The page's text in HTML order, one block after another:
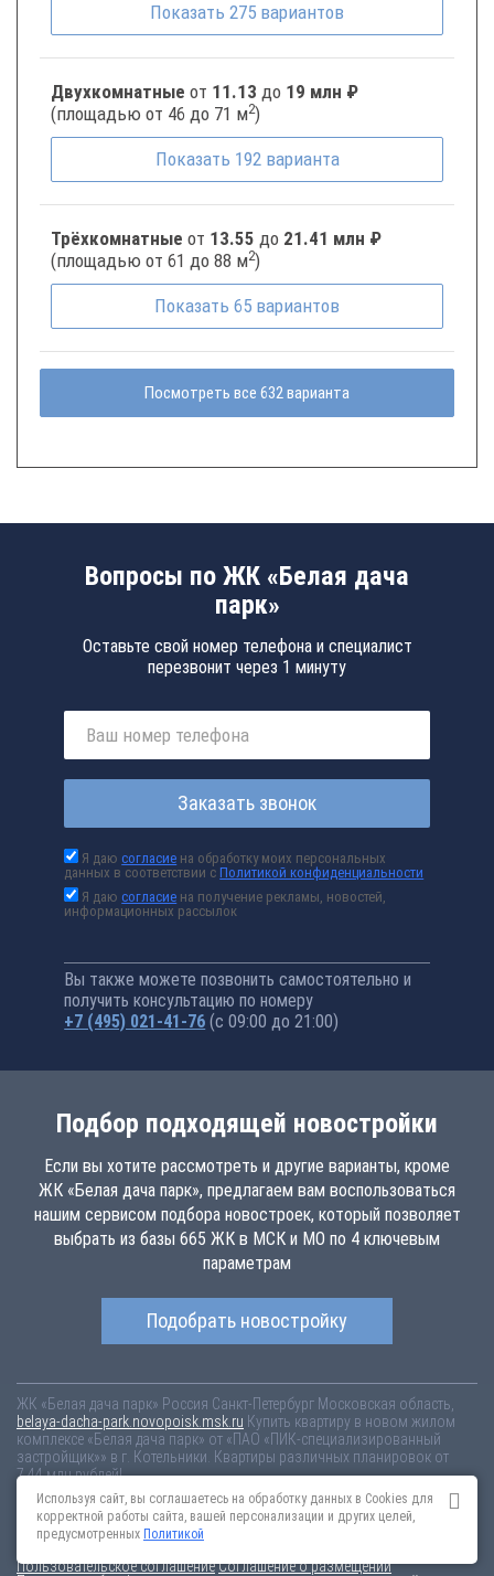
Показать 275 вариантов
Двухкомнатные от 11.13 до 19 млн ₽
(площадью от 46 до 71 м2)
Показать 192 варианта
Трёхкомнатные от 13.55 до 21.41 млн ₽
(площадью от 61 до 88 м2)
Показать 65 вариантов
Посмотреть все 632 варианта
Вопросы по ЖК «Белая дача
парк»
Оставьте свой номер телефона и специалист
перезвонит через 1 минуту
Заказать звонок
Я даюсогласие на обработку моих персональных
данных в соответствии сПолитикой конфиденциальности
Я даюсогласие на получение рекламы, новостей,
информационных рассылок
Вы также можете позвонить самостоятельно и
получить консультацию по номеру
+7 (495) 021-41-76 (с 09:00 до 21:00)
Подбор подходящей новостройки
Если вы хотите рассмотреть и другие варианты, кроме
ЖК «Белая дача парк», предлагаем вам воспользоваться
нашим сервисом подбора новостроек, который позволяет
выбрать из базы 665 ЖК в МСК и МО по 4 ключевым
параметрам
Подобрать новостройку
ЖК «Белая дача парк» Россия Санкт-Петербург Московская область,
belaya-dacha-park.novopoisk.msk.ru Купить квартиру в новом жилом
комплексе «Белая дача парк» от «ПАО «ПИК-специализированный
застройщик»» в г. Котельники. Квартиры различных планировок от
7.44 млн рублей!
Новостройки Санкт-ПетербургаНовостройки Москвы
Информация на сайте взята из открытых источников, не является
Пользовательское соглашениеСоглашение о размещении
Используя сайт, вы соглашаетесь на обработку данных в Cookies для
корректной работы сайта, вашей персонализации и других целей,
предусмотренных Политикой